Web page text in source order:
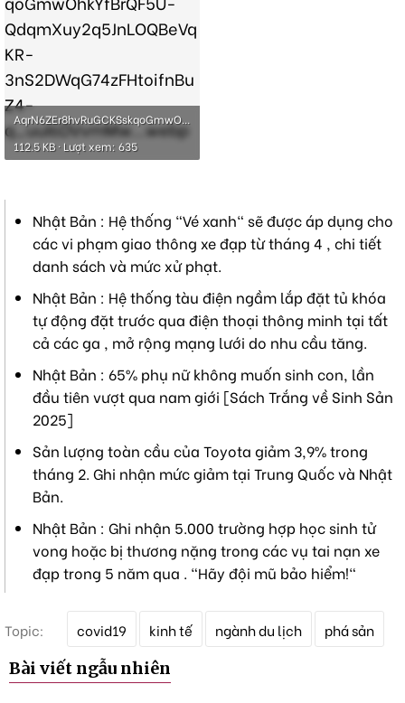
AqrN6ZEr8hvRuGCKSskqoGmwOhkYfBrQF5U-QdqmXuy2q5JnLOQBeVqKR-3nS2DWqG74zFHtoifnBuZ4-q_uuI6DVvmMw...webp
112.5 KB · Lượt xem: 635
Nhật Bản : Hệ thống "Vé xanh" sẽ được áp dụng cho
các vi phạm giao thông xe đạp từ tháng 4 , chi tiết
danh sách và mức xử phạt.
Nhật Bản : Hệ thống tàu điện ngầm lắp đặt tủ khóa
tự động đặt trước qua điện thoại thông minh tại tất
cả các ga , mở rộng mạng lưới do nhu cầu tăng.
Nhật Bản : 65% phụ nữ không muốn sinh con, lần
đầu tiên vượt qua nam giới [Sách Trắng về Sinh Sản
2025]
Sản lượng toàn cầu của Toyota giảm 3,9% trong
tháng 2. Ghi nhận mức giảm tại Trung Quốc và Nhật
Bản.
Nhật Bản : Ghi nhận 5.000 trường hợp học sinh tử
vong hoặc bị thương nặng trong các vụ tai nạn xe
đạp trong 5 năm qua . "Hãy đội mũ bảo hiểm!"
Topic:
h
covid19 kinh tế ngành du lịch phá sản
Bài viết ngẫu nhiên